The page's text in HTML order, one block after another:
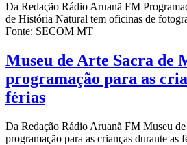
Da Redação Rádio Aruanã FM
de História Natural tem oficinas de
Fonte: SECOM MT
Museu de Arte Sacra de
programação para as
férias
Da Redação Rádio Aruanã FM Museu
programação para as crianças durante